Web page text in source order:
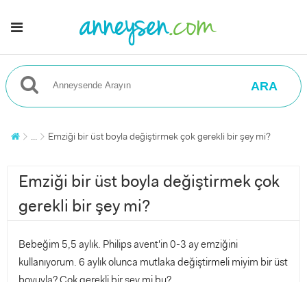
ARA
... Emziği bir üst boyla değiştirmek çok gerekli bir şey mi?
Emziği bir üst boyla değiştirmek çok
gerekli bir şey mi?
Bebeğim 5,5 aylık. Philips avent'in 0-3 ay emziğini
kullanıyorum. 6 aylık olunca mutlaka değiştirmeli miyim bir üst